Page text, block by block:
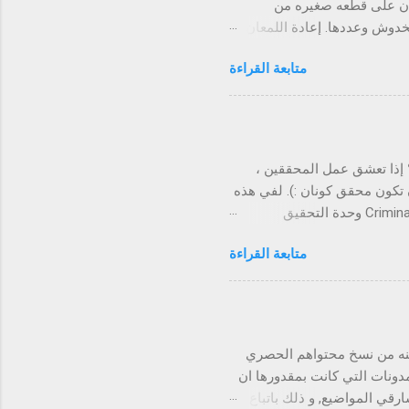
على قطعه صغيره من
وعددها. إعادة اللمعان
بازاله البقع التي لا
وتزول هذه البقع.
الملونة. إزالة البقع عن
والتي يصعب إزالتها فهو
لأزاله روائح مزعجه
متابعة القراءة
تعشق عمل المحققين ،
تكون محقق كونان :). لفي هذه
التدونية جمعت لكم مجموعة من أفضل ألعاب اللغز والجريمة على جوجل بلاي . Criminal Case وحدة التحقيق
مسرح الجريمة وجمع الادلة التي سوف تقودك الى المشتبه بهم . Spotlight: Room Escape هذه اللعبة كما يوحي
التي ليست سهلة.عليك أن
غرفة النوم، غرف الأطفال،
متابعة القراءة
من نسخ محتواهم الحصري
التي كانت بمقدورها ان
المواضيع, و ذلك باتباع